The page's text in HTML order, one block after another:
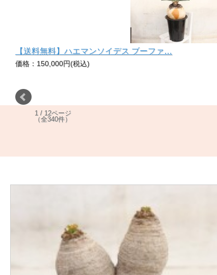
【送料無料】ハエマンソイデス ブーファ…
価格：150,000円(税込)
1 / 12ページ
（全340件）